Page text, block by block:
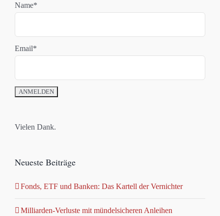
Name*
Email*
Vielen Dank.
Neueste Beiträge
Fonds, ETF und Banken: Das Kartell der Vernichter
Milliarden-Verluste mit mündelsicheren Anleihen